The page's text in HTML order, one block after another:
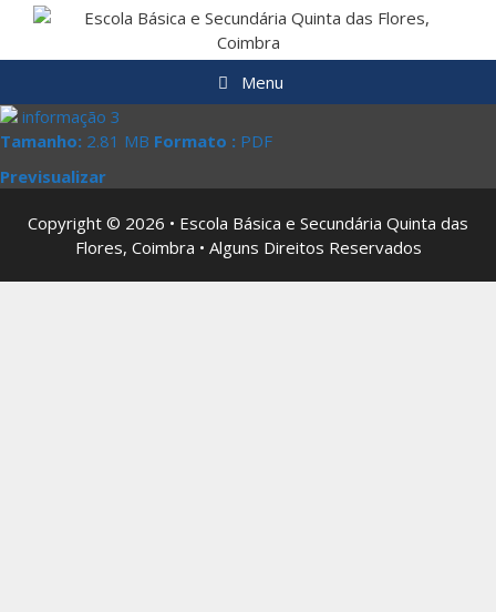
Saltar
o
Menu
informação 3
Tamanho: 2.81 MB Formato : PDF
Previsualizar
Copyright © 2026 • Escola Básica e Secundária Quinta das
Flores, Coimbra • Alguns Direitos Reservados